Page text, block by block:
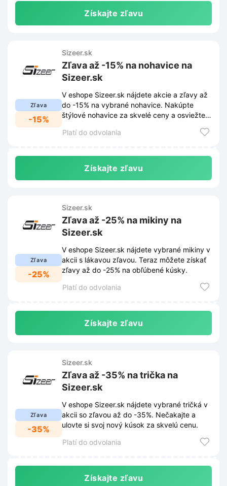
Získajte zľavu
Zľava
-15%
Sizeer.sk
Zľava až -15% na nohavice na
Sizeer.sk
V eshope Sizeer.sk nájdete akcie a zľavy až
do -15% na vybrané nohavice. Nakúpte
štýlové nohavice za skvelé ceny a osviežte
Platí do odvolania
Získajte zľavu
Zľava
-25%
Sizeer.sk
Zľava až -25% na mikiny na
Sizeer.sk
V eshope Sizeer.sk nájdete vybrané mikiny v
akcii s lákavou zľavou. Teraz môžete získať
zľavy až do -25% na obľúbené kúsky.
Platí do odvolania
Získajte zľavu
Zľava
-35%
Sizeer.sk
Zľava až -35% na trička na
Sizeer.sk
V eshope Sizeer.sk nájdete vybrané tričká v
akcii so zľavou až do -35%. Nečakajte a
ulovte si svoj nový kúsok za skvelú cenu.
Platí do odvolania
Získajte zľavu